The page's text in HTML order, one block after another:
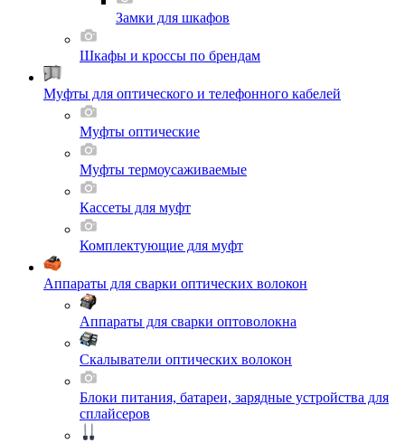
Замки для шкафов
Шкафы и кроссы по брендам
Муфты для оптического и телефонного кабелей
Муфты оптические
Муфты термоусаживаемые
Кассеты для муфт
Комплектующие для муфт
Аппараты для сварки оптических волокон
Аппараты для сварки оптоволокна
Скалыватели оптических волокон
Блоки питания, батареи, зарядные устройства для
сплайсеров